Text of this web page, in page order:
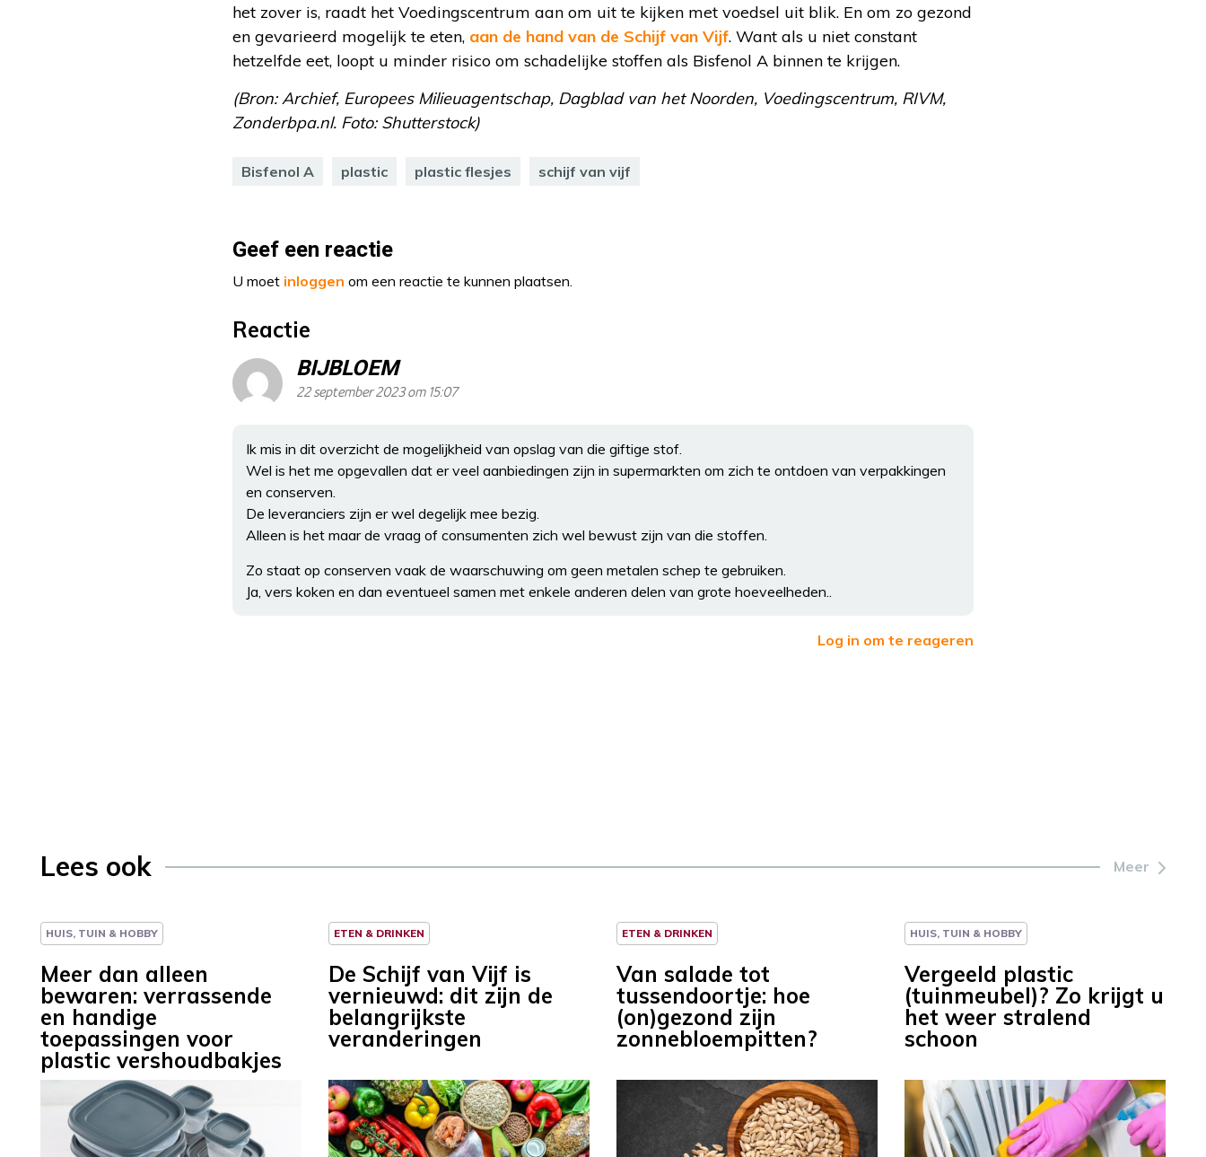
het zover is, raadt het Voedingscentrum aan om uit te kijken met voedsel uit blik. En om zo gezond
en gevarieerd mogelijk te eten, aan de hand van de Schijf van Vijf. Want als u niet constant
hetzelfde eet, loopt u minder risico om schadelijke stoffen als Bisfenol A binnen te krijgen.
(Bron: Archief, Europees Milieuagentschap, Dagblad van het Noorden, Voedingscentrum, RIVM,
Zonderbpa.nl. Foto: Shutterstock)
Bisfenol A plastic plastic flesjes schijf van vijf
Geef een reactie
U moet inloggen om een reactie te kunnen plaatsen.
Reactie
BIJBLOEM
22 september 2023 om 15:07
Ik mis in dit overzicht de mogelijkheid van opslag van die giftige stof.
Wel is het me opgevallen dat er veel aanbiedingen zijn in supermarkten om zich te ontdoen van verpakkingen
en conserven.
De leveranciers zijn er wel degelijk mee bezig.
Alleen is het maar de vraag of consumenten zich wel bewust zijn van die stoffen.
Zo staat op conserven vaak de waarschuwing om geen metalen schep te gebruiken.
Ja, vers koken en dan eventueel samen met enkele anderen delen van grote hoeveelheden..
Log in om te reageren
Lees ook Meer
HUIS, TUIN & HOBBY
Meer dan alleen
bewaren: verrassende
en handige
toepassingen voor
plastic vershoudbakjes
ETEN & DRINKEN
De Schijf van Vijf is
vernieuwd: dit zijn de
belangrijkste
veranderingen
ETEN & DRINKEN
Van salade tot
tussendoortje: hoe
(on)gezond zijn
zonnebloempitten?
HUIS, TUIN & HOBBY
Vergeeld plastic
(tuinmeubel)? Zo krijgt u
het weer stralend
schoon